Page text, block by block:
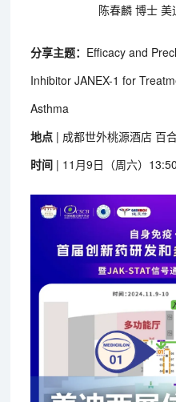
陈春麟 博士
分享主题： Efficacy and
Inhibitor JANEX-1 for
Asthma
地点 | 成都世外桃源酒店 百
时间 | 11月9日（周六）